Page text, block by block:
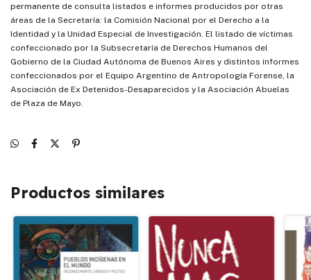
permanente de consulta listados e informes producidos por otras
áreas de la Secretaría: la Comisión Nacional por el Derecho a la
Identidad y la Unidad Especial de Investigación. El listado de víctimas
confeccionado por la Subsecretaría de Derechos Humanos del
Gobierno de la Ciudad Autónoma de Buenos Aires y distintos informes
confeccionados por el Equipo Argentino de Antropologí­a Forense, la
Asociación de Ex Detenidos-Desaparecidos y la Asociación Abuelas
de Plaza de Mayo.
Productos similares